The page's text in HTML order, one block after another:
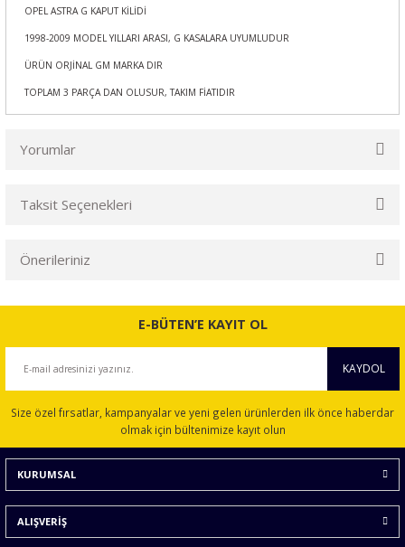
OPEL ASTRA G KAPUT KİLİDİ
1998-2009 MODEL YILLARI ARASI, G KASALARA UYUMLUDUR
ÜRÜN ORJİNAL GM MARKA DIR
TOPLAM 3 PARÇA DAN OLUSUR, TAKIM FİATIDIR
Yorumlar
Taksit Seçenekleri
Önerileriniz
Bu ürünün fiyat bilgisi, resim, ürün açıklamalarında ve diğer
konularda yetersiz gördüğünüz noktaları öneri formunu
Ürün açıklamasında eksik bilgiler bulunuyor.
Ürün bilgilerinde hatalar bulunuyor.
Ürün fiyatı diğer sitelerden daha pahalı.
Bu ürüne benzer farklı alternatifler olmalı.
E-BÜTEN’E KAYIT OL
KAYDOL
Size özel fırsatlar, kampanyalar ve yeni gelen ürünlerden ilk önce haberdar
olmak için bültenimize kayıt olun
KURUMSAL
ALIŞVERİŞ